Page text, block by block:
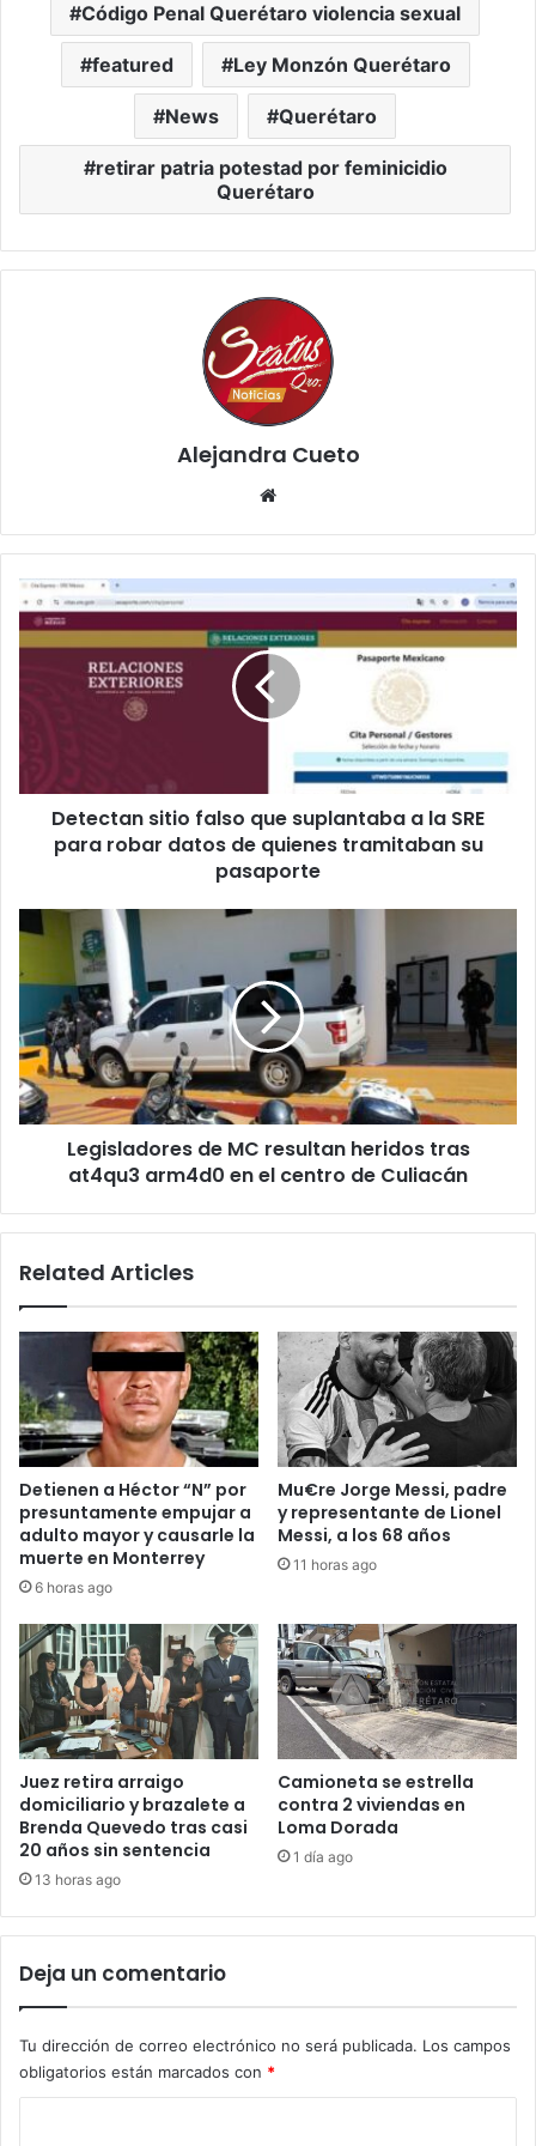
Código Penal Querétaro violencia sexual
featured Ley Monzón Querétaro
News Querétaro
retirar patria potestad por feminicidio
Querétaro
Alejandra Cueto
Detectan
sitio
suplantaba
SRE
para
robar
datos
tramitaban
su
pasaporte
Detectan sitio falso que suplantaba a la SRE
para robar datos de quienes tramitaban su
pasaporte
Legisladores
de
MC
resultan
heridos
tras
at4qu3
arm4d0
en
Legisladores de MC resultan heridos tras
at4qu3 arm4d0 en el centro de Culiacán
Related Articles
Detienen a Héctor “N” por
presuntamente empujar a
adulto mayor y causarle la
muerte en Monterrey
6 horas ago
Mu€re Jorge Messi, padre
y representante de Lionel
Messi, a los 68 años
11 horas ago
Juez retira arraigo
domiciliario y brazalete a
Brenda Quevedo tras casi
20 años sin sentencia
13 horas ago
Camioneta se estrella
contra 2 viviendas en
Loma Dorada
1 día ago
Deja un comentario
Tu dirección de correo electrónico no será publicada. Los campos
obligatorios están marcados con *